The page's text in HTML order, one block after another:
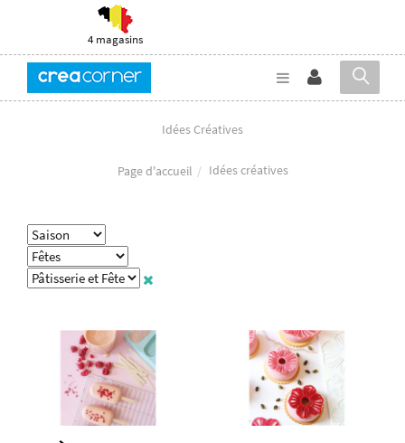
4 magasins
Idées Créatives
Page d'accueil Idées créatives